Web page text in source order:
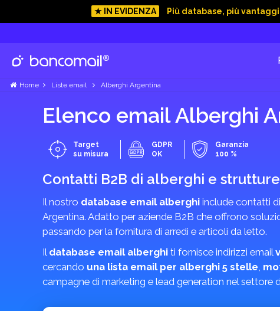
★ IN EVIDENZA Più database, più
Home Liste email Alberghi Argentina
Elenco email Alberghi
Target
su misura
GDPR
OK
Garanzia
100 %
Contatti B2B di alberghi e
Il nostro database email alberghi include contatti di
Argentina. Adatto per aziende B2B che offrono
passando per la fornitura di arredi e articoli da letto.
Il database email alberghi ti fornisce indirizzi email
cercando una lista email per alberghi 5 stelle,
campagne di marketing e lead generation nel settore